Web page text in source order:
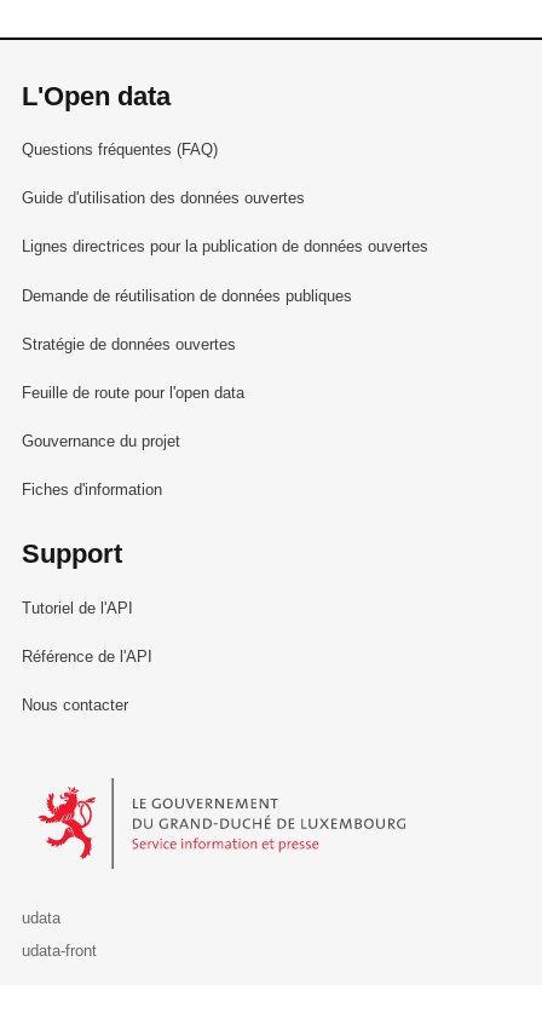
L'Open data
Questions fréquentes (FAQ)
Guide d'utilisation des données ouvertes
Lignes directrices pour la publication de données ouvertes
Demande de réutilisation de données publiques
Stratégie de données ouvertes
Feuille de route pour l'open data
Gouvernance du projet
Fiches d'information
Support
Tutoriel de l'API
Référence de l'API
Nous contacter
Le Gouvernement du Grand-Duché de Luxembourg - Service
udata
udata-front